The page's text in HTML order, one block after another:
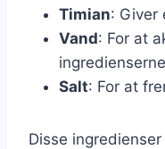
Timian: Giver
Vand: For at
Salt: For at
Disse